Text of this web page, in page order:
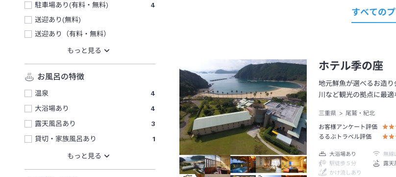
駐車場あり(有料・無料)
4
送迎あり(無料)
送迎あり（有料・無料）
お風呂の特徴
温泉
4
大浴場あり
4
露天風呂あり
3
貸切・家族風呂あり
1
すべての
ホテル季の座
地元鮮魚が選べるお造
川など観光の拠点に最適
三重県
尾鷲・紀北
お客様アンケート評価
るるぶトラベル評価
大浴場あり 無線
駅徒歩５分
露天
かけ流しあり